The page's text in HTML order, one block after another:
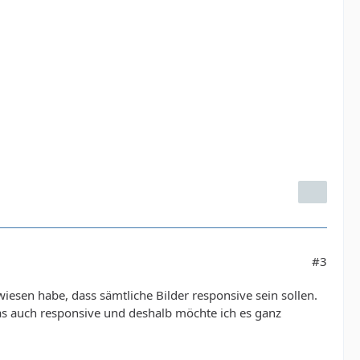
#3
habe, dass sämtliche Bilder responsive sein sollen.
auch responsive und deshalb möchte ich es ganz